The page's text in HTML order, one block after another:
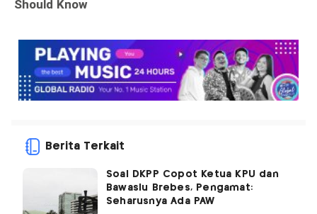
Berita Terkait
Soal DKPP Copot Ketua KPU dan
Bawaslu Brebes, Pengamat:
Seharusnya Ada PAW